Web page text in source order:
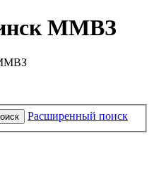
ММВЗ
Расширенный поиск